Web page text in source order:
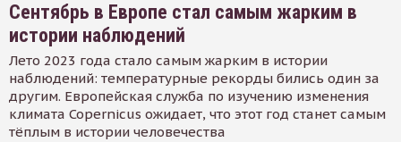
Сентябрь в Европе стал самым жарким в
истории наблюдений
Лето 2023 года стало самым жарким в истории
наблюдений: температурные рекорды бились один за
другим. Европейская служба по изучению изменения
климата Copernicus ожидает, что этот год станет самым
тёплым в истории человечества